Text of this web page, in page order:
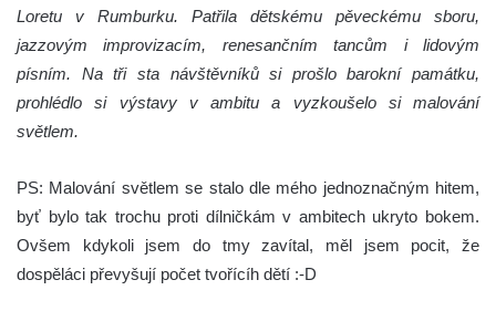
Loretu v Rumburku. Patřila dětskému pěveckému sboru,
jazzovým improvizacím, renesančním tancům i lidovým
písním. Na tři sta návštěvníků si prošlo barokní památku,
prohlédlo si výstavy v ambitu a vyzkoušelo si malování
světlem.
PS: Malování světlem se stalo dle mého jednoznačným hitem,
byť bylo tak trochu proti dílničkám v ambitech ukryto bokem.
Ovšem kdykoli jsem do tmy zavítal, měl jsem pocit, že
dospěláci převyšují počet tvořícíh dětí :-D